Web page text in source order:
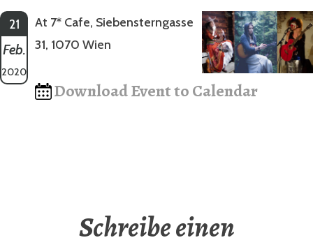
21
Feb.
2020
At 7* Cafe, Siebensterngasse
31, 1070 Wien
Download Event to Calendar
Schreibe einen